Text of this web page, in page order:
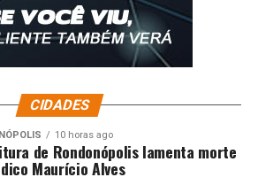
CIDADES
10 horas ago
de Rondonópolis lamenta morte
Maurício Alves